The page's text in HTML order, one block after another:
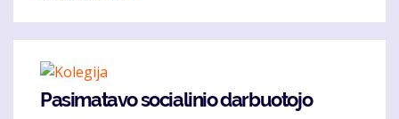
Pasimatavo socialinio darbuotojo